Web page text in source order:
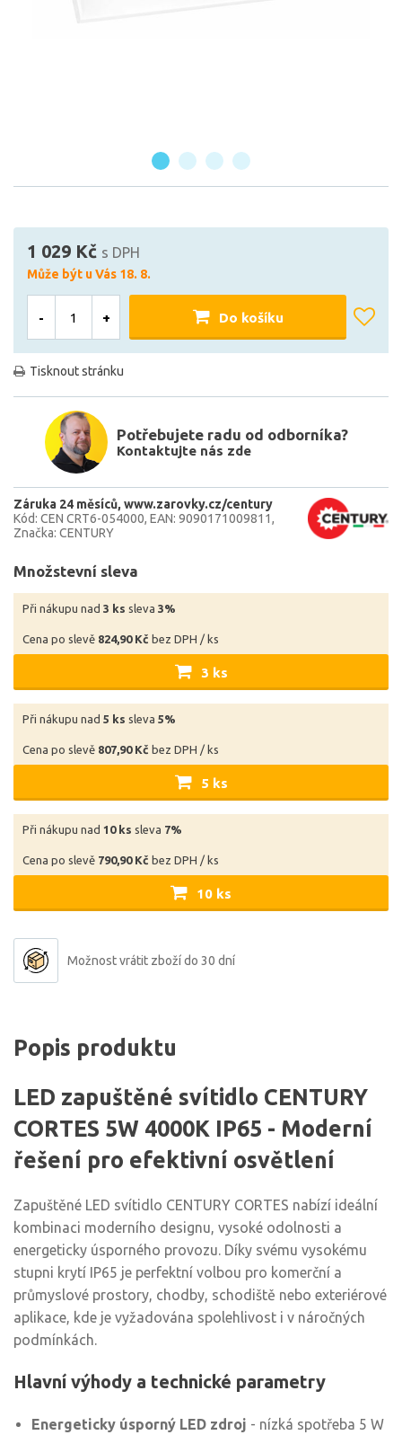
1 029 Kč s DPH
Může být u Vás 18. 8.
- + Do košíku
Tisknout stránku
Potřebujete radu od odborníka?
Kontaktujte nás zde
Záruka 24 měsíců www.zarovky.cz/century
Kód: CEN CRT6-054000 EAN: 9090171009811
Značka: CENTURY
Množstevní sleva
Při nákupu nad 3 ks sleva 3%
Cena po slevě 824,90 Kč bez DPH / ks
3 ks
Při nákupu nad 5 ks sleva 5%
Cena po slevě 807,90 Kč bez DPH / ks
5 ks
Při nákupu nad 10 ks sleva 7%
Cena po slevě 790,90 Kč bez DPH / ks
10 ks
Možnost vrátit zboží do 30 dní
Popis produktu
LED zapuštěné svítidlo CENTURY
CORTES 5W 4000K IP65 - Moderní
řešení pro efektivní osvětlení
Zapuštěné LED svítidlo CENTURY CORTES nabízí ideální
kombinaci moderního designu, vysoké odolnosti a
energeticky úsporného provozu. Díky svému vysokému
stupni krytí IP65 je perfektní volbou pro komerční a
průmyslové prostory, chodby, schodiště nebo exteriérové
aplikace, kde je vyžadována spolehlivost i v náročných
podmínkách.
Hlavní výhody a technické parametry
Energeticky úsporný LED zdroj - nízká spotřeba 5 W